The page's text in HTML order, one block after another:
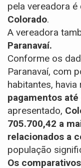
pela vereadora é
Colorado.
A vereadora
Paranavaí.
Conforme os
Paranavaí, com
habitantes,
pagamentos
apresentado,
705.700,42 a
relacionados a
população
Os